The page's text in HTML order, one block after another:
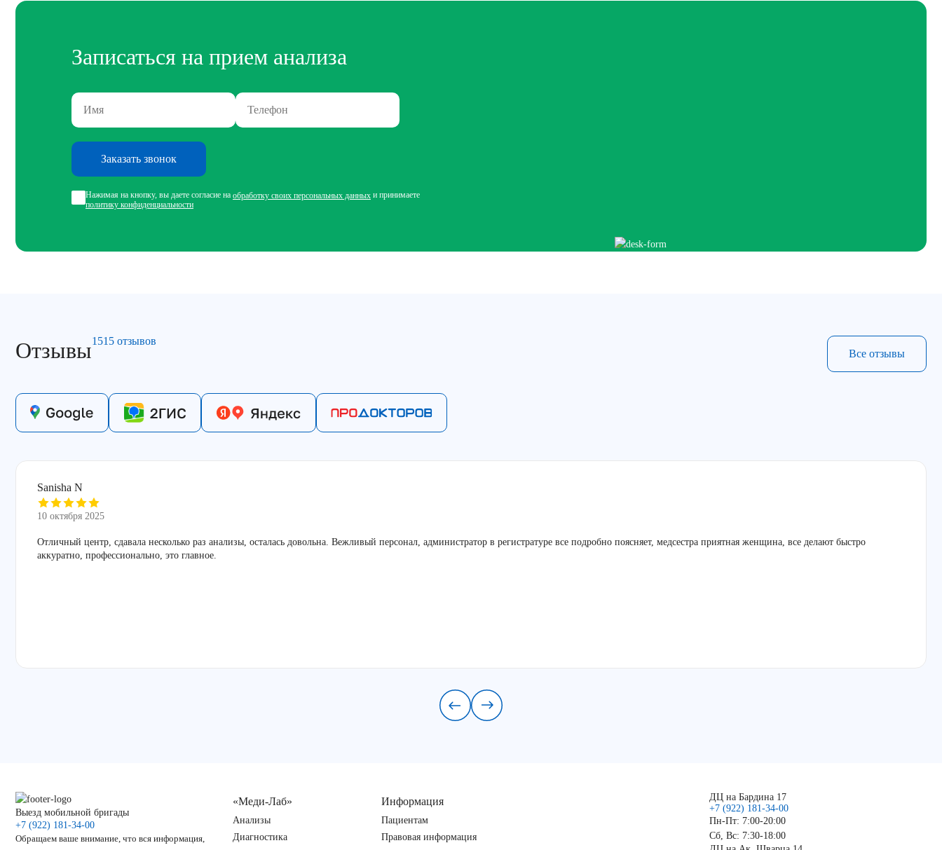
Записаться на прием анализа
Заказать звонок
Нажимая на кнопку, вы даете согласие на обработку своих персональных данных и принимаете
политику конфиденциальности
Отзывы1515 отзывов
Все отзывы
Sanisha N
10 октября 2025
Отличный центр, сдавала несколько раз анализы, осталась довольна. Вежливый персонал, администратор в регистратуре все подробно поясняет, медсестра приятная женщина, все делают быстро
аккуратно, профессионально, это главное.
Выезд мобильной бригады
+7 (922) 181-34-00
Обращаем ваше внимание, что вся информация,
«Меди-Лаб»
Анализы
Диагностика
Информация
Пациентам
Правовая информация
ДЦ на Бардина 17
+7 (922) 181-34-00
Пн-Пт: 7:00-20:00
Сб, Вс: 7:30-18:00